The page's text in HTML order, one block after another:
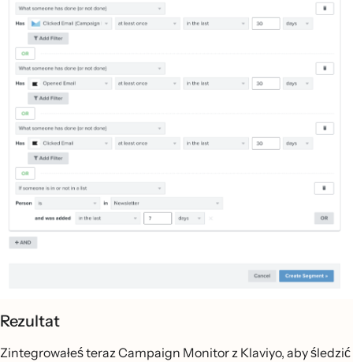
Rezultat
Zintegrowałeś teraz Campaign Monitor z Klaviyo, aby śledzić